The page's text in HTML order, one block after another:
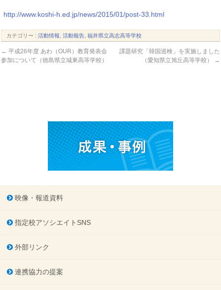
http://www.koshi-h.ed.jp/news/2015/01/post-33.html
カテゴリー :活動情報 ,活動報告 ,福井県立高志高等学校
← 平成26年度 あわ（OUR）教育発表会
参加について（徳島県立城東高等学校）
課題研究「韓国巡検」を実施しました
（愛知県立旭丘高等学校）
→
映像・報道資料
指定校アソシエイトSNS
外部リンク
連携協力の提案